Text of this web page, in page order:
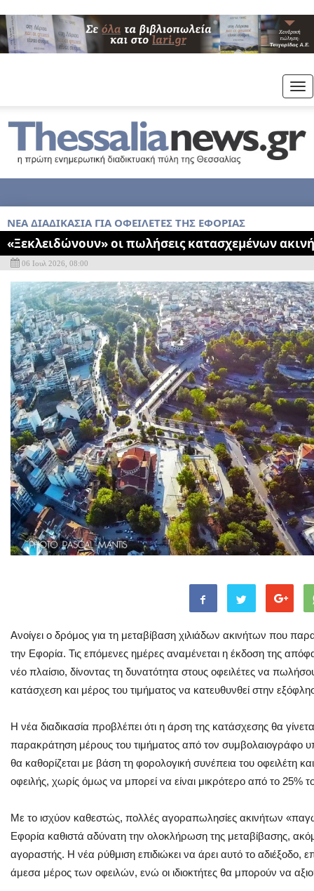
ΝΈΑ ΔΙΑΔΙΚΑΣΊΑ ΓΙΑ ΟΦΕΙΛΈΤΕΣ ΤΗΣ ΕΦΟΡΊΑΣ
«Ξεκλειδώνουν» οι πωλήσεις κατασχεμένων
06 Ιουλ 2026, 08:00
Ανοίγει ο δρόμος για τη μεταβίβαση χιλιάδων ακινήτων που
την Εφορία. Τις επόμενες ημέρες αναμένεται η έκδοση της
νέο πλαίσιο, δίνοντας τη δυνατότητα στους οφειλέτες να
κατάσχεση και μέρος του τιμήματος να κατευθυνθεί στην
Η νέα διαδικασία προβλέπει ότι η άρση της κατάσχεσης θα
παρακράτηση μέρους του τιμήματος από τον
θα καθορίζεται με βάση τη φορολογική συνέπεια του οφειλέτη
οφειλής, χωρίς όμως να μπορεί να είναι μικρότερο από το 25%
Με το ισχύον καθεστώς, πολλές αγοραπωλησίες ακινήτων
Εφορία καθιστά αδύνατη την ολοκλήρωση της μεταβίβασης,
αγοραστής. Η νέα ρύθμιση επιδιώκει να άρει αυτό το αδιέξοδο,
άμεσα μέρος των οφειλών, ενώ οι ιδιοκτήτες θα μπορούν να